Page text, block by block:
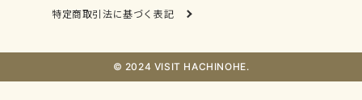
特定商取引法に基づく表記
© 2024 VISIT HACHINOHE.